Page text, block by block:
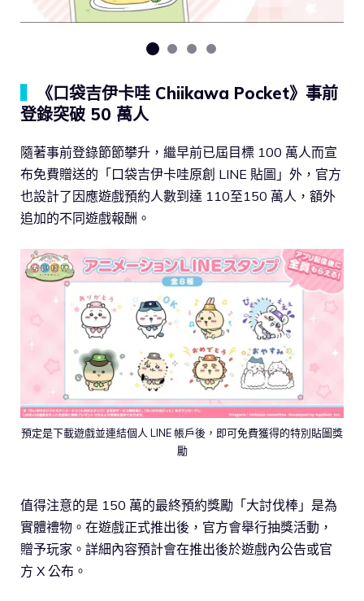
《口袋吉伊卡哇 Chiikawa Pocket》事前
登錄突破 50 萬人
隨著事前登錄節節攀升，繼早前已屆目標 100 萬人而宣
布免費贈送的「口袋吉伊卡哇原創 LINE 貼圖」外，官方
也設計了因應遊戲預約人數到達 110至150 萬人，額外
追加的不同遊戲報酬。
預定是下載遊戲並連結個人 LINE 帳戶後，即可免費獲得的特別貼圖獎
勵
值得注意的是 150 萬的最終預約獎勵「大討伐棒」是為
實體禮物。在遊戲正式推出後，官方會舉行抽獎活動，
贈予玩家。詳細內容預計會在推出後於遊戲內公告或官
方 X 公布。